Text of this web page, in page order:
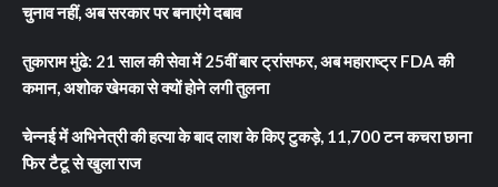
चुनाव नहीं, अब सरकार पर बनाएंगे दबाव
तुकाराम मुंढे: 21 साल की सेवा में 25वीं बार ट्रांसफर, अब महाराष्ट्र FDA की
कमान, अशोक खेमका से क्यों होने लगी तुलना
चेन्नई में अभिनेत्री की हत्या के बाद लाश के किए टुकड़े, 11,700 टन कचरा छाना
फिर टैटू से खुला राज